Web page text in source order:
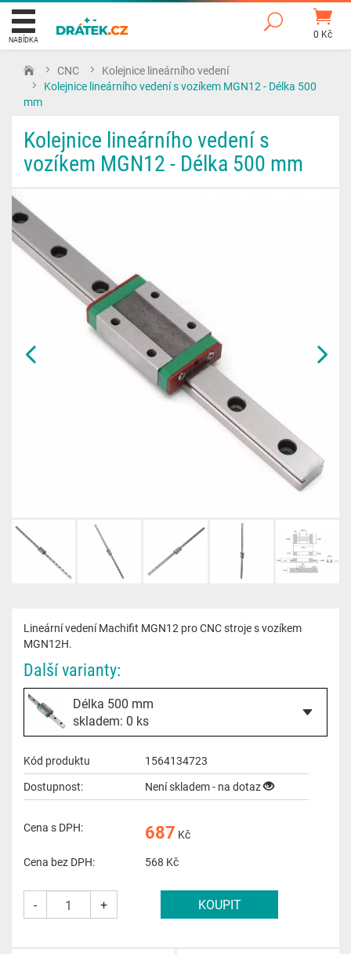
0 Kč
NABÍDKA
CNC
Kolejnice lineárního vedení
Kolejnice lineárního vedení s vozíkem MGN12 - Délka 500
mm
Kolejnice lineárního vedení s
vozíkem MGN12 - Délka 500 mm
Lineární vedení Machifit MGN12 pro CNC stroje s vozíkem
MGN12H.
Další varianty:
Délka 500 mm
skladem: 0 ks
Kód produktu
1564134723
Dostupnost:
Není skladem - na dotaz
Cena s DPH: 687 Kč
Cena bez DPH:
568 Kč
- +